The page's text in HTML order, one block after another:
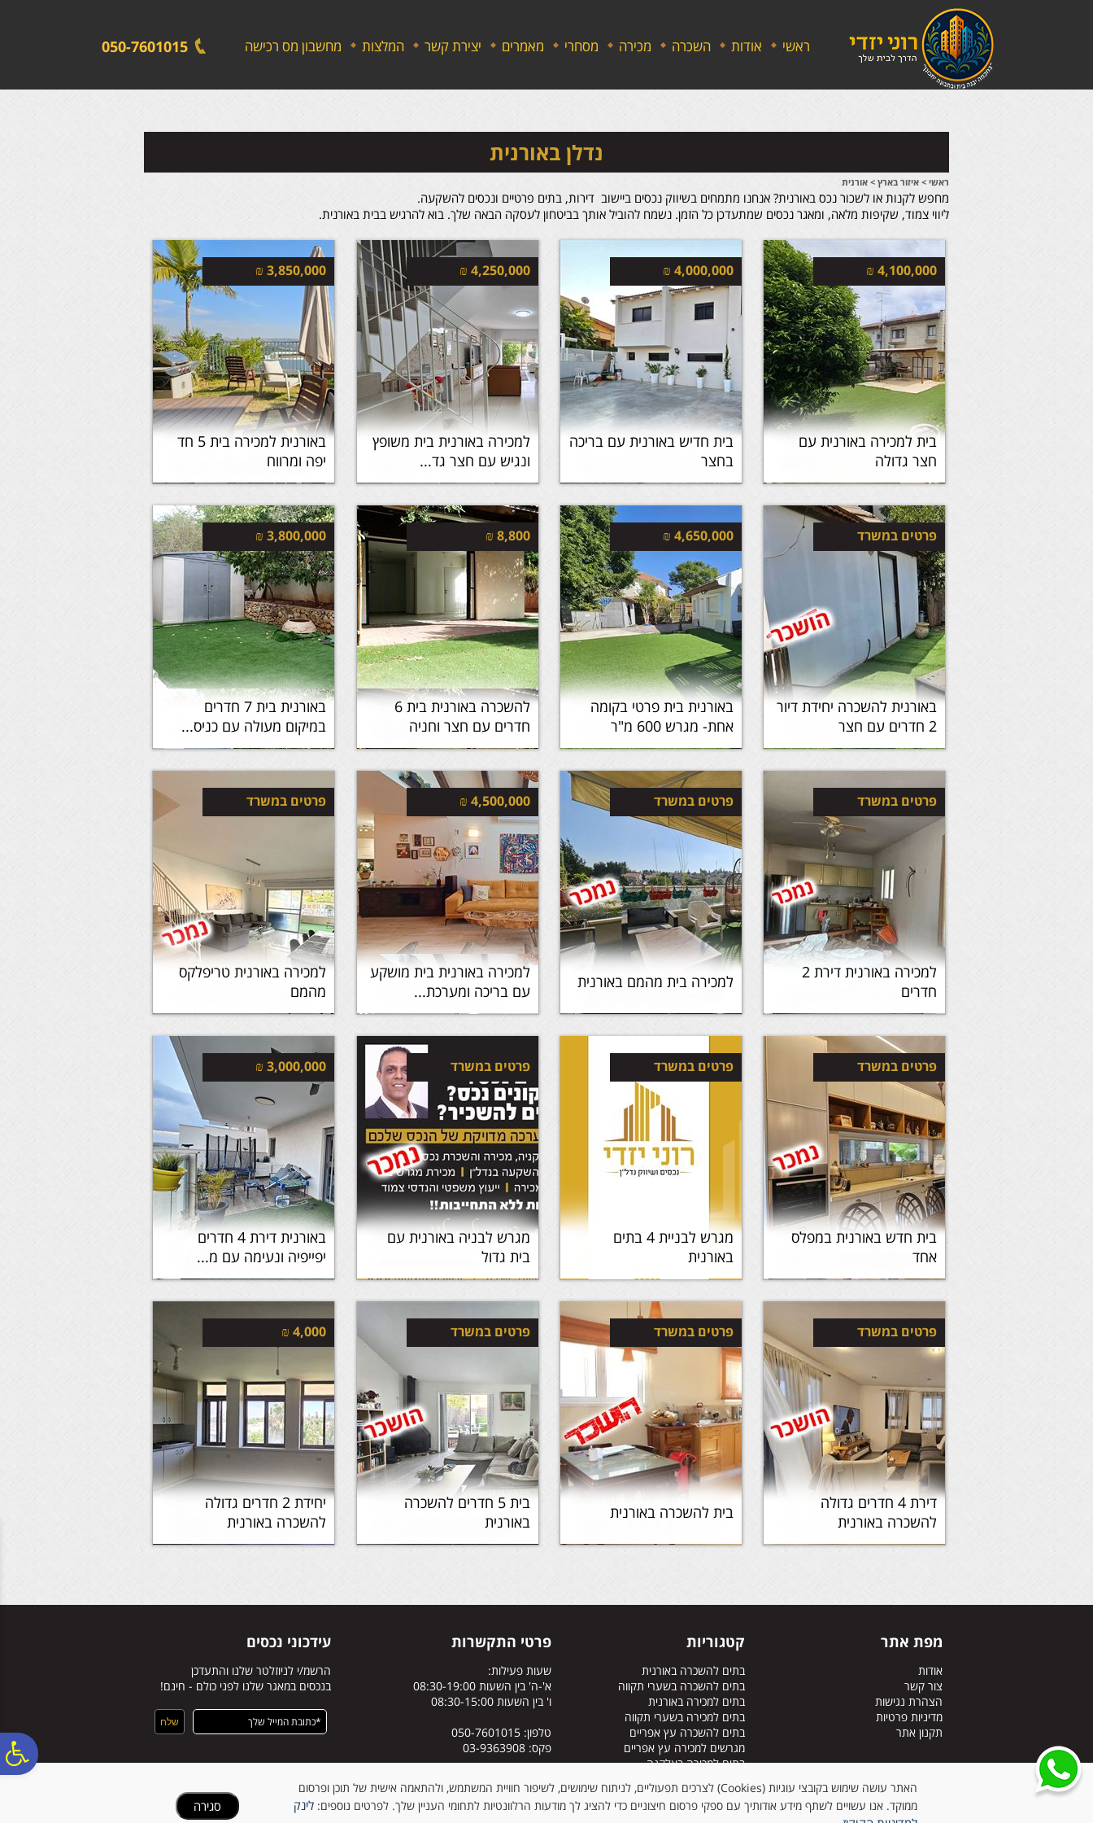
ראשי אודות השכרה מכירה מסחרי מאמרים יצירת קשר המלצות מחשבון מס רכישה 050-7601015
נדלן באורנית
ראשי > איזור בארץ > אורנית
מחפש לקנות או לשכור נכס באורנית? אנחנו מתמחים בשיווק נכסים ביישוב דירות, בתים פרטיים ונכסים להשקעה.
ליווי צמוד, שקיפות מלאה, ומאגר נכסים שמתעדכן כל הזמן. נשמח להוביל אותך בביטחון לעסקה הבאה שלך. בוא להרגיש בבית באורנית.
4,100,000
₪
בית למכירה באורנית עם
חצר גדולה
4,000,000
₪
בית חדיש באורנית עם בריכה
בחצר
4,250,000
₪
למכירה באורנית בית משופץ
ונגיש עם חצר גד...
3,850,000
₪
באורנית למכירה בית 5 חד
יפה ומרווח
פרטים במשרד
באורנית להשכרה יחידת דיור
2 חדרים עם חצר
4,650,000
₪
באורנית בית פרטי בקומה
אחת- מגרש 600 מ"ר
8,800
₪
להשכרה באורנית בית 6
חדרים עם חצר וחניה
3,800,000
₪
באורנית בית 7 חדרים
במיקום מעולה עם כניס...
פרטים במשרד
למכירה באורנית דירת 2
חדרים
פרטים במשרד
למכירה בית מהמם באורנית
4,500,000
₪
למכירה באורנית בית מושקע
עם בריכה ומערכת...
פרטים במשרד
למכירה באורנית טריפלקס
מהמם
פרטים במשרד
בית חדש באורנית במפלס
אחד
פרטים במשרד
מגרש לבניית 4 בתים
באורנית
פרטים במשרד
מגרש לבניה באורנית עם
בית גדול
3,000,000
₪
באורנית דירת 4 חדרים
יפייפיה ונעימה עם מ...
פרטים במשרד
דירת 4 חדרים גדולה
להשכרה באורנית
פרטים במשרד
בית להשכרה באורנית
פרטים במשרד
בית 5 חדרים להשכרה
באורנית
4,000
₪
יחידת 2 חדרים גדולה
להשכרה באורנית
מפת אתר קטגוריות פרטי התקשרות עידכוני נכסים
אודות
צור קשר
הצהרת נגישות
מדיניות פרטיות
תקנון אתר
בתים להשכרה באורנית
בתים להשכרה בשערי תקווה
בתים למכירה באורנית
בתים למכירה בשערי תקווה
בתים להשכרה עץ אפריים
מגרשים למכירה עץ אפריים
בתים למכירה באלקנה
שעות פעילות:
א'-ה' בין השעות 08:30-19:00
ו' בין השעות 08:30-15:00
טלפון: 050-7601015
פקס: 03-9363908
אימייל:ronyazdi@gmail.com
הרשמ/י לניוזלטר שלנו והתעדכן
בנכסים במאגר שלנו לפני כולם - חינם!
האתר עושה שימוש בקובצי עוגיות (Cookies) לצרכים תפעוליים, לניתוח שימושים, לשיפור חוויית המשתמש, ולהתאמה אישית של תוכן ופרסום
ממוקד. אנו עשויים לשתף מידע אודותיך עם ספקי פרסום חיצוניים כדי להציג לך מודעות הרלוונטיות לתחומי העניין שלך. לפרטים נוספים: לינק
סגירה